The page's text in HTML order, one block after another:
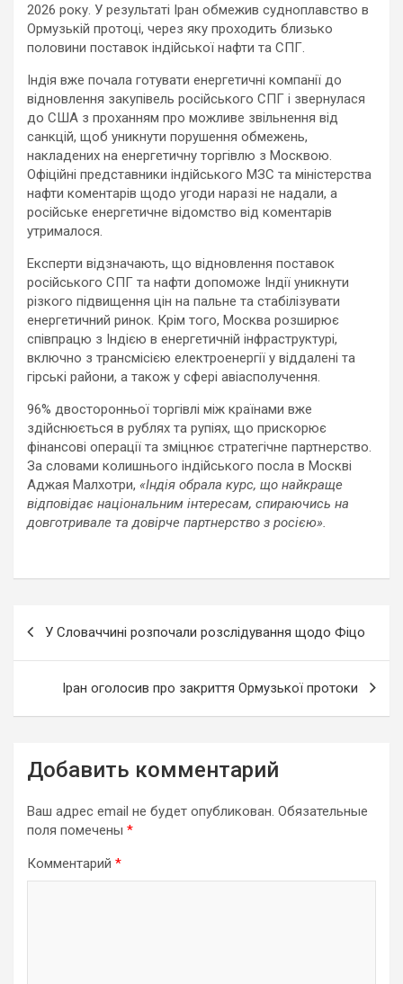
2026 року. У результаті Іран обмежив судноплавство в
Ормузькій протоці, через яку проходить близько
половини поставок індійської нафти та СПГ.
Індія вже почала готувати енергетичні компанії до
відновлення закупівель російського СПГ і звернулася
до США з проханням про можливе звільнення від
санкцій, щоб уникнути порушення обмежень,
накладених на енергетичну торгівлю з Москвою.
Офіційні представники індійського МЗС та міністерства
нафти коментарів щодо угоди наразі не надали, а
російське енергетичне відомство від коментарів
утрималося.
Експерти відзначають, що відновлення поставок
російського СПГ та нафти допоможе Індії уникнути
різкого підвищення цін на пальне та стабілізувати
енергетичний ринок. Крім того, Москва розширює
співпрацю з Індією в енергетичній інфраструктурі,
включно з трансмісією електроенергії у віддалені та
гірські райони, а також у сфері авіасполучення.
96% двосторонньої торгівлі між країнами вже
здійснюється в рублях та рупіях, що прискорює
фінансові операції та зміцнює стратегічне партнерство.
За словами колишнього індійського посла в Москві
Аджая Малхотри, «Індія обрала курс, що найкраще
відповідає національним інтересам, спираючись на
довготривале та довірче партнерство з росією».
У Словаччині розпочали розслідування щодо Фіцо
Іран оголосив про закриття Ормузької протоки
Добавить комментарий
Ваш адрес email не будет опубликован. Обязательные
поля помечены *
Комментарий *